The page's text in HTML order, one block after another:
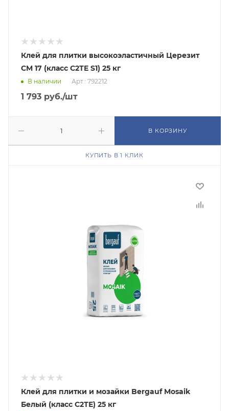
Клей для плитки высокоэластичный Церезит
CM 17 (класс С2ТE S1) 25 кг
В наличии Арт.: 792212
1 793 руб./шт
В КОРЗИНУ
КУПИТЬ В 1 КЛИК
Клей для плитки и мозайки Bergauf Mosaik
Белый (класс С2ТЕ) 25 кг